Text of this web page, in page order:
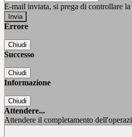
E-mail inviata, si prega di controllare
Errore
Chiudi
Successo
Chiudi
Informazione
Chiudi
Attendere...
Attendere il completamento